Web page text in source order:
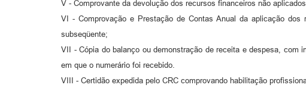
V - Comprovante da devolução dos recursos financeiros não
VI - Comprovação e Prestação de Contas Anual da aplicação
subseqüente;
VII - Cópia do balanço ou demonstração de receita e despesa, com
em que o numerário foi recebido.
VIII - Certidão expedida pelo CRC comprovando habilitação